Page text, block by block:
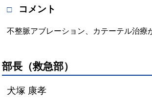
コメント
不整脈アブレーション、カテーテル治療
部長（救急部）
犬塚 康孝